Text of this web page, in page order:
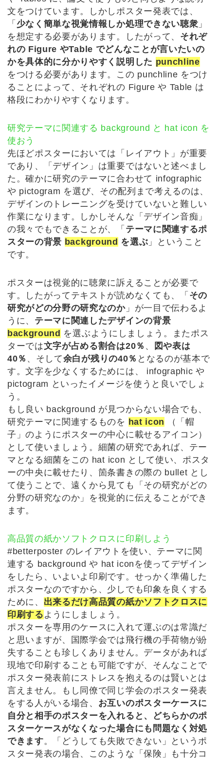
文をつけています。しかしポスター発表では、
「 少なく簡単な視覚情報しか処理できない聴衆 」
を想定する必要があります。したがって、 それぞ
れの Figure やTable でどんなことが言いたいの
かを具体的に分かりやすく説明した punchline
をつける必要があります。この punchline をつけ
ることによって、それぞれの Figure や Table は
格段にわかりやすくなります。
研究テーマに関連する background と hat icon を
使おう
先ほどポスターにおいては「レイアウト」が重要
であり、「デザイン」は重要ではないと述べまし
た。確かに研究のテーマに合わせて infographic
や pictogram を選び、その配列まで考えるのは、
デザインのトレーニングを受けていないと難しい
作業になります。しかしそんな「デザイン音痴」
の我々でもできることが、「 テーマに関連するポ
スターの背景 background を選ぶ 」ということ
です。
ポスターは視覚的に聴衆に訴えることが必要で
す。したがってテキストが読めなくても、「 その
研究がどの分野の研究なのか」が一目で伝わるよ
うに、 テーマに関連したデザインの背景
background を選ぶようにしましょう。またポス
ターでは文字が占める割合は20％ 、
図や表は
40％ 、そして余白が残りの40％ となるのが基本で
す。文字を少なくするためには、 infographic や
pictogram といったイメージを使うと良いでしょ
う。
もし良い background が見つからない場合でも、
研究テーマに関連するものを hat icon （「帽
子」のようにポスターの中心に載せるアイコン）
として使いましょう。細菌の研究であれば、テー
マとなる細菌をこの hat icon として使い、ポスタ
ーの中央に載せたり、箇条書きの際の bullet とし
て使うことで、遠くから見ても「その研究がどの
分野の研究なのか」を視覚的に伝えることができ
ます。
高品質の紙かソフトクロスに印刷しよう
#betterposter のレイアウトを使い、テーマに関
連する background や hat iconを使ってデザイン
をしたら、いよいよ印刷です。せっかく準備した
ポスターなのですから、少しでも印象を良くする
ために、 出来るだけ高品質の紙かソフトクロスに
印刷する ようにしましょう。
ポスターを専用のケースに入れて運ぶのは常識だ
と思いますが、国際学会では飛行機の手荷物が紛
失することも珍しくありません。データがあれば
現地で印刷することも可能ですが、そんなことで
ポスター発表前にストレスを抱えるのは賢いとは
言えません。もし同僚で同じ学会のポスター発表
をする人がいる場合、 お互いのポスターケースに
自分と相手のポスターを入れると、どちらかのポ
スターケースがなくなった場合にも問題なく対処
できます。「どうしても失敗できない」というポ
スター発表の場合、このような「保険」も十分コ